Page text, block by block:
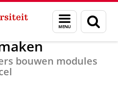
Menu
en
zoeken
Nieuwsberichten
bouwen modules